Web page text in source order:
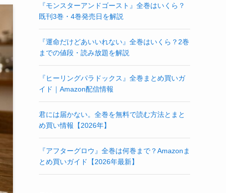
『モンスターアンドゴースト』全巻はいくら？
既刊3巻・4巻発売日を解説
『運命だけどあいいれない』全巻はいくら？2巻
までの値段・読み放題を解説
『ヒーリングパラドックス』全巻まとめ買いガ
イド｜Amazon配信情報
君には届かない。全巻を無料で読む方法とまと
め買い情報【2026年】
『アフターグロウ』全巻は何巻まで？Amazonま
とめ買いガイド【2026年最新】